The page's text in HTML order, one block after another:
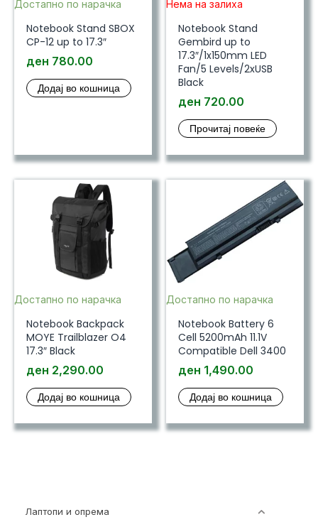
Лаптопи и опрема
Достапно по нарачка
Notebook Stand SBOX
CP-12 up to 17.3″
ден 780.00
Додај во кошница
Нема на залиха
Notebook Stand
Gembird up to
17.3″/1x150mm LED
Fan/5 Levels/2xUSB
Black
ден 720.00
Прочитај повеќе
Достапно по нарачка
Notebook Backpack
MOYE Trailblazer O4
17.3″ Black
ден 2,290.00
Додај во кошница
Достапно по нарачка
Notebook Battery 6
Cell 5200mAh 11.1V
Compatible Dell 3400
ден 1,490.00
Додај во кошница